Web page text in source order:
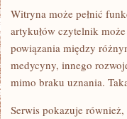
Witryna może pełnić
artykułów czytelnik
powiązania między
medycyny, innego
mimo braku uznania.
Serwis pokazuje